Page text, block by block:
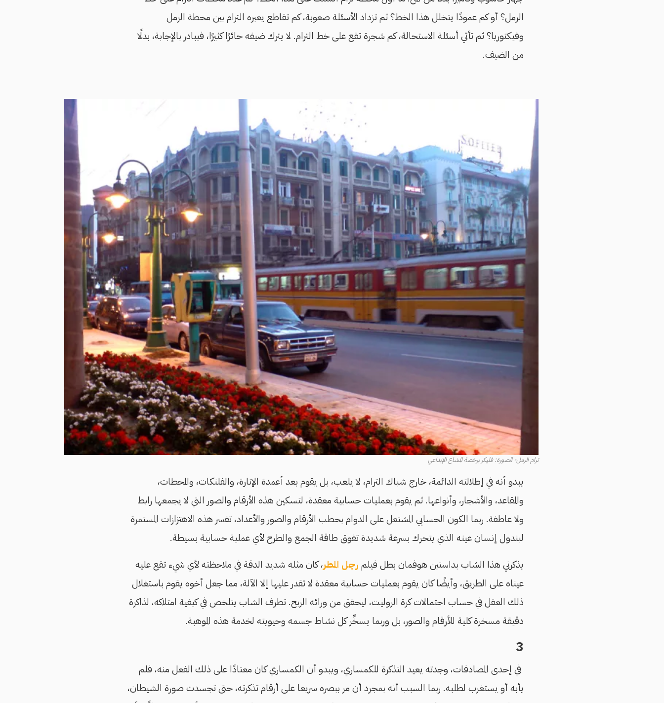
الرمل؟ أو كم عمودًا يتخلل هذا الخط؟ ثم تزداد الأسئلة صعوبة، كم تقاطع يعبره الترام بين محطة الرمل
وفيكتوريا؟ ثم تأتي أسئلة الاستحالة، كم شجرة تقع على خط الترام. لا يترك ضيفه حائرًا كثيرًا، فيبادر بالإجابة، بدلًا
من الضيف.
ترام الرمل- الصورة: فليكر برخصة المشاع الإبداعي
يبدو أنه في إطلالته الدائمة، خارج شباك الترام، لا يلعب، بل يقوم بعد أعمدة الإنارة، والفلنكات، والمحطات،
والمقاعد، والأشجار، وأنواعها. ثم يقوم بعمليات حسابية معقدة، لتسكين هذه الأرقام والصور التي لا يجمعها رابط
ولا عاطفة. ربما الكون الحسابي المشتعل على الدوام بحطب الأرقام والصور والأعداد، تفسر هذه الاهتزازات المستمرة
لبندول إنسان عينه الذي يتحرك بسرعة شديدة تفوق طاقة الجمع والطرح لأي عملية حسابية بسيطة.
يذكرني هذا الشاب بداستين هوفمان بطل فيلم رجل المطر، كان مثله شديد الدقة في ملاحظته لأي شيء تقع عليه
عيناه على الطريق، وأيضًا كان يقوم بعمليات حسابية معقدة لا تقدر عليها إلا الآلة، مما جعل أخوه يقوم باستغلال
ذلك العقل في حساب احتمالات كرة الروليت، ليحقق من ورائه الربح. تطرف الشاب يتلخص في كيفية امتلاكه، لذاكرة
دقيقة مسخرة كلية للأرقام والصور، بل وربما يسخِّر كل نشاط جسمه وحيويته لخدمة هذه الموهبة.
3
في إحدى المصادفات، وجدته يعيد التذكرة للكمساري، ويبدو أن الكمساري كان معتادًا على ذلك الفعل منه، فلم
يأبه أو يستغرب لطلبه. ربما السبب أنه بمجرد أن مر ببصره سريعا على أرقام تذكرته، حتى تجسدت صورة الشيطان،